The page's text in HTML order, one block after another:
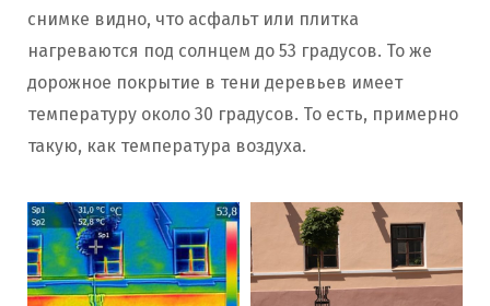
снимке видно, что асфальт или плитка
нагреваются под солнцем до 53 градусов. То же
дорожное покрытие в тени деревьев имеет
температуру около 30 градусов. То есть, примерно
такую, как температура воздуха.